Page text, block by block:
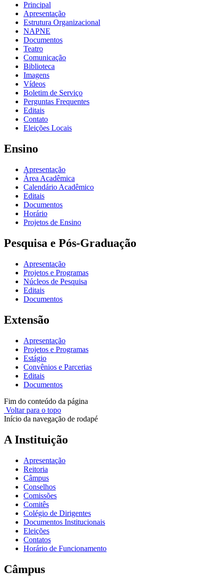
Principal
Apresentação
Estrutura Organizacional
NAPNE
Documentos
Teatro
Comunicação
Biblioteca
Imagens
Vídeos
Boletim de Serviço
Perguntas Frequentes
Editais
Contato
Eleições Locais
Ensino
Apresentação
Área Acadêmica
Calendário Acadêmico
Editais
Documentos
Horário
Projetos de Ensino
Pesquisa e Pós-Graduação
Apresentação
Projetos e Programas
Núcleos de Pesquisa
Editais
Documentos
Extensão
Apresentação
Projetos e Programas
Estágio
Convênios e Parcerias
Editais
Documentos
Fim do conteúdo da página
Voltar para o topo
Início da navegação de rodapé
A Instituição
Apresentação
Reitoria
Câmpus
Conselhos
Comissões
Comitês
Colégio de Dirigentes
Documentos Institucionais
Eleições
Contatos
Horário de Funcionamento
Câmpus